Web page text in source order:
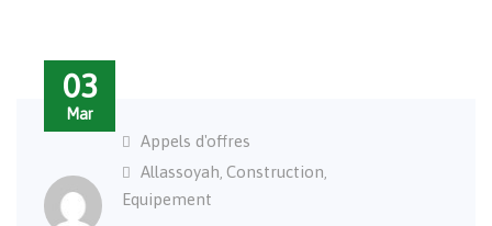
03
Mar
Appels d'offres
Allassoyah, Construction,
Equipement